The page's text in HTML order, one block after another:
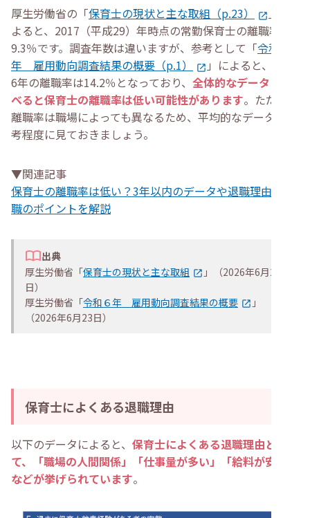
・保育士が職場を辞めるまでの流れ
・ 辞めたい保育士によくある質問
・ 公立の保育園で働く保育士が辞めたいと思う理由は？
・40代の保育士が辞めたいと思ったら？
・保育士が辞めて良かったと感じる理由は？
・まとめ
厚生労働省の「保育士の現状と主な取組（p.23）
よると、2017（平成29）年時点の常勤保育士の離職率は
9.3％です。調査年数は違いますが、参考として「令和６
年 雇用動向調査結果の概要（p.1）
」によると、令和
6年の離職率は14.2％となっており、 全体的なデータに比
べると保育士の離職率は低い可能性があります。ただし、
離職率は職場によっても異なるため、平均的なデータは参
考程度に見ておきましょう。
▼関連記事
保育士の離職率は低い？3年以内のデータや退職理由・転
職のポイントを解説
出典
厚生労働省「保育士の現状と主な取組
」（2026年6月23
日）
厚生労働省「令和６年 雇用動向調査結果の概要
」
（2026年6月23日）
保育士によくある退職理由
以下のデータによると、 保育士によくある退職理由とし
て、「職場の人間関係」「仕事量が多い」「給料が安い」
などが挙げられています。